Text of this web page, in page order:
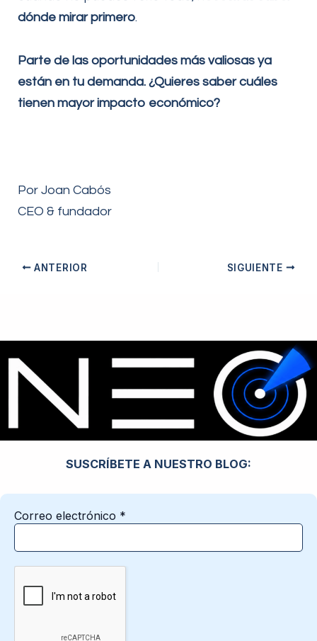
dónde mirar primero.
Parte de las oportunidades más valiosas ya
están en tu demanda. ¿Quieres saber cuáles
tienen mayor impacto económico?
Por Joan Cabós
CEO & fundador
ANTERIOR SIGUIENTE
SUSCRÍBETE A NUESTRO BLOG:
Correo electrónico *